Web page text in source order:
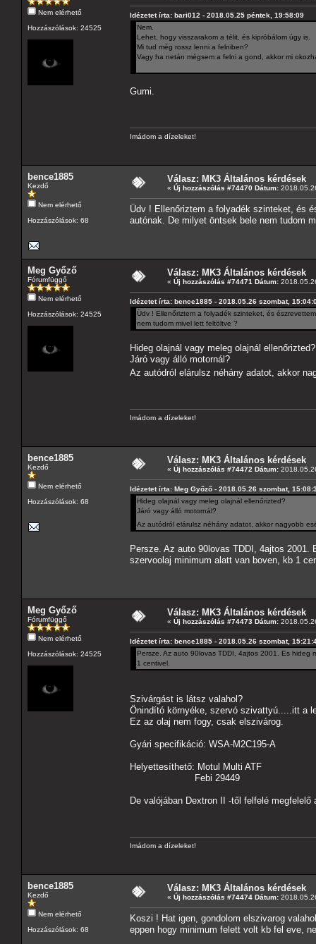
Nem elérhető
Hozzászólások: 24525
Idézetet írta: bari012 - 2018.05.25 péntek, 19:58:09
Nem.
Lehet, hogy visszarakom a télit, és kipróbálom úgy is.
Mi tud még rossz lenni a felniben?
Vagy ha netán mégsem a felni a gond, akkor mi
Gumi.
Imádom a dízeleket!
bence1885
Kezdő
Nem elérhető
Hozzászólások: 68
Válasz: MK3 Általános kérdések
« Új hozzászólás #74470 Dátum:
Üdv ! Ellenőriztem a folyadék szinteket, és
autónak. De milyet öntsek bele nem tudom
Meg Győző
Fórumfüggő
Nem elérhető
Hozzászólások: 24525
Válasz: MK3 Általános kérdések
« Új hozzászólás #74471 Dátum:
Idézetet írta: bence1885 - 2018.05.26 szombat,
Üdv ! Ellenőriztem a folyadék szinteket, és
nem tudom mivel lett feltöltve ?
Hideg olajnál vagy meleg olajnál ellenőrizted?
Járó vagy álló motornál?
Az autódról elárulsz néhány adatot, akkor
Imádom a dízeleket!
bence1885
Kezdő
Nem elérhető
Hozzászólások: 68
Válasz: MK3 Általános kérdések
« Új hozzászólás #74472 Dátum:
Idézetet írta: Meg Győző - 2018.05.26 szombat,
Hideg olajnál vagy meleg olajnál ellenőrizted?
Járó vagy álló motornál?
Az autódról elárulsz néhány adatot, akkor nagyobb
Persze. Az auto 90lovas TDDI, 4ajtos
szervoolaj minimum alatt van boven, kb 1
Meg Győző
Fórumfüggő
Nem elérhető
Hozzászólások: 24525
Válasz: MK3 Általános kérdések
« Új hozzászólás #74473 Dátum:
Idézetet írta: bence1885 - 2018.05.26 szombat,
Persze. Az auto 90lovas TDDI, 4ajtos 2001. Es hideg
1 centivel.
Szivárgást is látsz valahol?
Önindító környéke, szervó szivattyú.....itt a
Ez az olaj nem fogy, csak elszivárog.
Gyári specifikáció: WSA-M2C195-A
Helyettesíthető: Motul Multi ATF
Febi 29449
De valójában Dextron II -től felfelé
Imádom a dízeleket!
bence1885
Kezdő
Nem elérhető
Hozzászólások: 68
Válasz: MK3 Általános kérdések
« Új hozzászólás #74474 Dátum:
Koszi ! Hat igen, gondolom elszivarog
eppen hogy minimum felett volt kb fel eve,